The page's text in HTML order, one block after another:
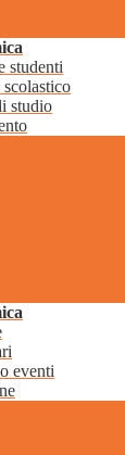
studenti
scolastico
studio
eventi